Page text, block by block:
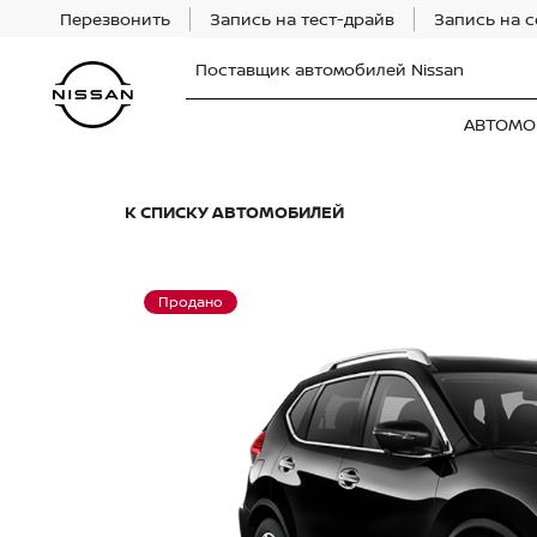
Перезвонить Запись на тест-драйв Запись на
Поставщик автомобилей Nissan
К СПИСКУ АВТОМОБИЛЕЙ
Продано